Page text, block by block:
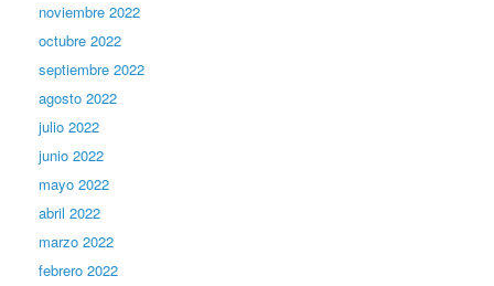
noviembre 2022
octubre 2022
septiembre 2022
agosto 2022
julio 2022
junio 2022
mayo 2022
abril 2022
marzo 2022
febrero 2022